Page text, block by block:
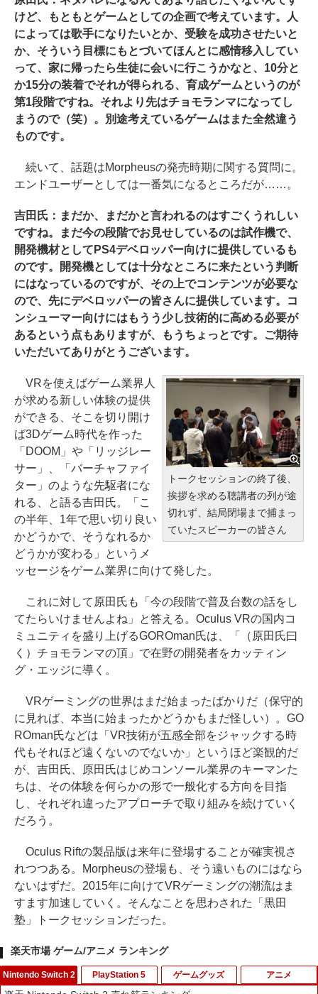
けど、もともとゲームとしての企画で考えています。人
によっては歌手になりたいとか、受験を成功させたいと
か、そういう目標にもとづいてほんとに感情移入してい
って、家に帰ったら生徒に会いに行こうかなと、10分と
か15分の装着でそれが得られる、育成ゲームというのが
第1段階ですね。それより先はチョモランマになってし
まうので（笑）。別途考えているゲームはまた全然違う
ものです。
続いて、話題はMorpheusの発売時期に関する質問に。
エンドユーザーとしては一番気になるところだが……。
吉田氏：まだか、まだかと言われるのはすごくうれしい
ですね。まだ今の段階でお見せしているのは試作機で、
開発機材としてPS4デベロッパー向けに提供しているも
のです。開発機としては十分なところに来たという判断
にはなっているのですが、その上でコンテンツが必要な
ので、先にデベロッパーの皆さんに提供しています。コ
ンシューマー向けにはもうう少し技術的に高める必要が
あるという点もありますが、もうちょっとです。ご期待
いただいてありがとうございます。
トークセッションの終了後、
挨拶を求める聴講者の列が途
切れず、結局閉場まで捕まっ
ていたスピーカーの皆さん
VRを使えばゲーム業界人
が求める新しい体験の提供
ができる、そこを切り開け
ば3Dゲーム時代を作った
「DOOM」や「リッジレー
サー」、「バーチャファイ
ター」のような先駆者にな
れる、と語る吉田氏。「こ
の半年、1年で思い切り良い
かどうかで、そうなれるか
どうかが変わる」というメ
ッセージをゲーム業界に向けて発した。
これに対して原田氏も「今の段階で普及台数の話をし
てたらいけませんよね」と答える。Oculus VRの国内コ
ミュニティを盛り上げるGOROman氏は、「（原田氏曰
く）チョモランマの頂」で在野の開発者をカッティン
グ・エッジに導く。
VRゲーミングの世界はまだ始まったばかりだ（保守的
に見れば、本当に始まったかどうかもまだ怪しい）。GO
ROman氏などは「VR技術が五感全部をジャックする時
代もそれほど遠くないのでないか」というほど楽観的だ
が、吉田氏、原田氏はじめコンソール業界のキーマンた
ちは、その体験を何らかの形で一般化する方向を目指
し、それぞれ違ったアプローチで取り組みを続けていく
だろう。
Oculus Riftの製品版は来年に登場することが確実視さ
れつつある。Morpheusの登場も、そう遠いものにはなら
ないはずだ。2015年に向けてVRゲーミングの潮流はま
すます加速していく。そんなことを思わされた「黒田
塾」トークセッションだった。
楽天市場 ゲーム/アニメ ランキング
Nintendo Switch 2 PlayStation 5 ゲームグッズ アニメ